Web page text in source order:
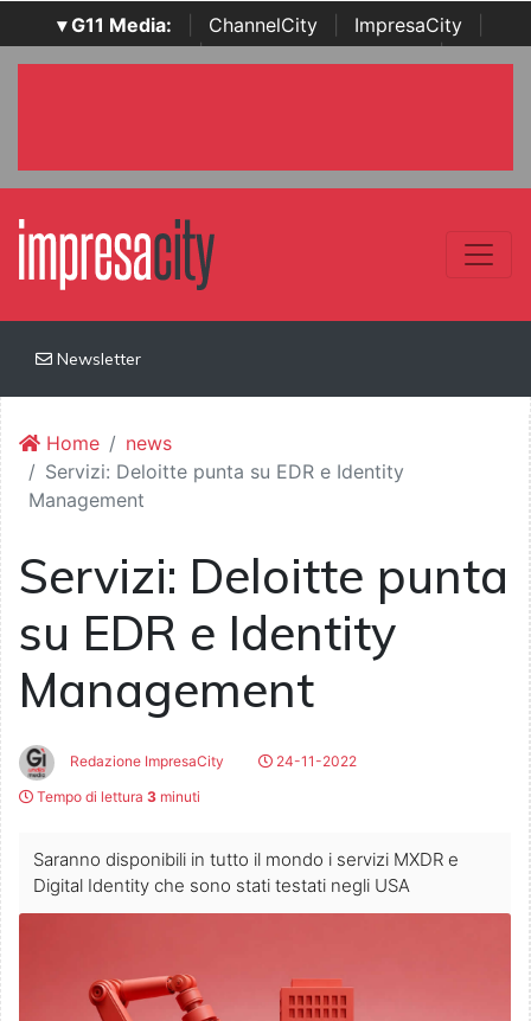
▾ G11 Media: ChannelCity ImpresaCity
SecurityOpenLab | Italian Channel Awards | Italian
Newsletter
Home
news
Servizi: Deloitte punta su EDR e Identity
Management
Servizi: Deloitte punta
su EDR e Identity
Management
Redazione ImpresaCity
24-11-2022
Tempo di lettura 3 minuti
Saranno disponibili in tutto il mondo i servizi MXDR e
Digital Identity che sono stati testati negli USA